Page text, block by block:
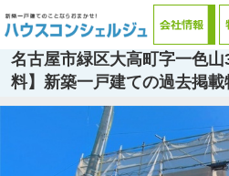
名古屋市緑区大高町字一色
料】新築一戸建ての過去掲載